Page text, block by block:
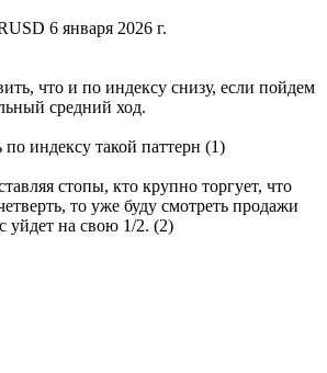
что и по индексу снизу, если пойдем
средний ход.
индексу такой паттерн (1)
стопы, кто крупно торгует, что
то уже буду смотреть продажи
уйдет на свою 1/2. (2)